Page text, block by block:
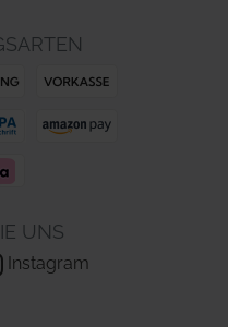
UNS
Instagram